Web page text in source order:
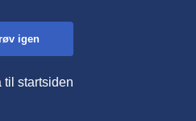
igen
til startsiden